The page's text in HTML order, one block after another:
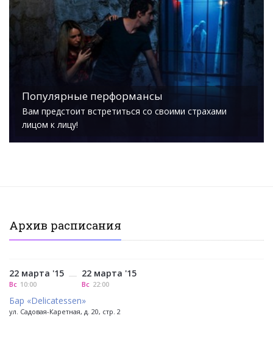
Популярные перформансы
Вам предстоит встретиться со своими страхами
лицом к лицу!
Архив расписания
22 марта '15
Вс 10:00
— 22 марта '15
Вс 22:00
Бар «Delicatessen»
ул. Садовая-Каретная, д. 20, стр. 2